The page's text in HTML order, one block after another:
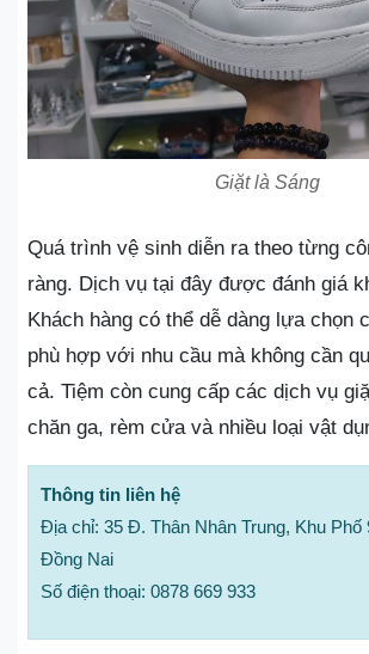
Giặt là Sáng
Quá trình vệ sinh diễn ra theo từng
ràng. Dịch vụ tại đây được đánh giá
Khách hàng có thể dễ dàng lựa chọn
phù hợp với nhu cầu mà không cần
cả. Tiệm còn cung cấp các dịch vụ
chăn ga, rèm cửa và nhiều loại vật
Thông tin liên hệ
Địa chỉ: 35 Đ. Thân Nhân Trung, Khu Phố
Đồng Nai
Số điện thoại: 0878 669 933